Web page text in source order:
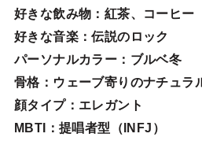
好きな飲み物：紅茶、コーヒー
好きな音楽：伝説のロック
パーソナルカラー：ブルベ冬
骨格：ウェーブ寄りのナチュラ
顔タイプ：エレガン ト
MBTI：提唱者型（INFJ）